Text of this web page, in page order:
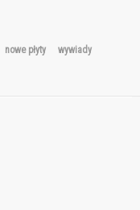
nowe płyty wywiady